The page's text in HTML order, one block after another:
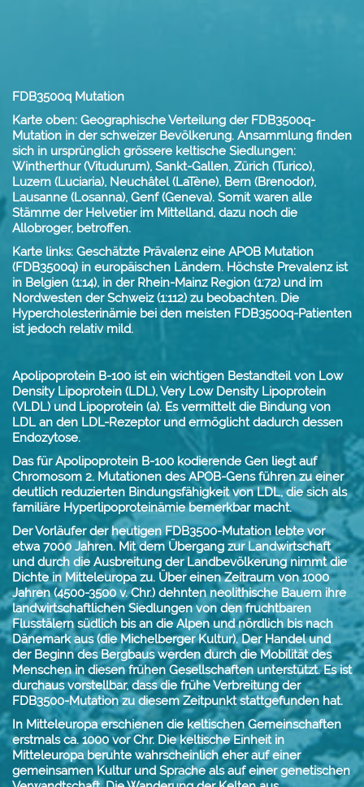
FDB3500q Mutation
Karte oben: Geographische Verteilung der FDB3500q-
Mutation in der schweizer Bevölkerung. Ansammlung finden
sich in ursprünglich grössere keltische Siedlungen:
Wintherthur (Vitudurum), Sankt-Gallen, Zürich (Turico),
Luzern (Luciaria), Neuchâtel (LaTène), Bern (Brenodor),
Lausanne (Losanna), Genf (Geneva). Somit waren alle
Stämme der Helvetier im Mittelland, dazu noch die
Allobroger, betroffen.
Karte links: Geschätzte Prävalenz eine APOB Mutation
(FDB3500q) in europäischen Ländern. Höchste Prevalenz ist
in Belgien (1:14), in der Rhein-Mainz Region (1:72) und im
Nordwesten der Schweiz (1:112) zu beobachten. Die
Hypercholesterinämie bei den meisten FDB3500q-Patienten
ist jedoch relativ mild.
Apolipoprotein B-100 ist ein wichtigen Bestandteil von Low
Density Lipoprotein (LDL), Very Low Density Lipoprotein
(VLDL) und Lipoprotein (a). Es vermittelt die Bindung von
LDL an den LDL-Rezeptor und ermöglicht dadurch dessen
Endozytose.
Das für Apolipoprotein B-100 kodierende Gen liegt auf
Chromosom 2. Mutationen des APOB-Gens führen zu einer
deutlich reduzierten Bindungsfähigkeit von LDL, die sich als
familiäre Hyperlipoproteinämie bemerkbar macht.
Der Vorläufer der heutigen FDB3500-Mutation lebte vor
etwa 7000 Jahren. Mit dem Übergang zur Landwirtschaft
und durch die Ausbreitung der Landbevölkerung nimmt die
Dichte in Mitteleuropa zu. Über einen Zeitraum von 1000
Jahren (4500-3500 v. Chr.) dehnten neolithische Bauern ihre
landwirtschaftlichen Siedlungen von den fruchtbaren
Flusstälern südlich bis an die Alpen und nördlich bis nach
Dänemark aus (die Michelberger Kultur). Der Handel und
der Beginn des Bergbaus werden durch die Mobilität des
Menschen in diesen frühen Gesellschaften unterstützt. Es ist
durchaus vorstellbar, dass die frühe Verbreitung der
FDB3500-Mutation zu diesem Zeitpunkt stattgefunden hat.
In Mitteleuropa erschienen die keltischen Gemeinschaften
erstmals ca. 1000 vor Chr. Die keltische Einheit in
Mitteleuropa beruhte wahrscheinlich eher auf einer
gemeinsamen Kultur und Sprache als auf einer genetischen